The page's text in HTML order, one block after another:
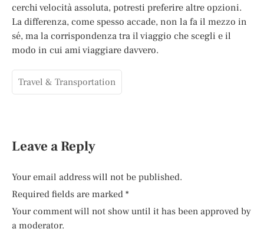
cerchi velocità assoluta, potresti preferire altre opzioni.
La differenza, come spesso accade, non la fa il mezzo in
sé, ma la corrispondenza tra il viaggio che scegli e il
modo in cui ami viaggiare davvero.
Travel & Transportation
Leave a Reply
Your email address will not be published.
Required fields are marked *
Your comment will not show until it has been approved by
a moderator.